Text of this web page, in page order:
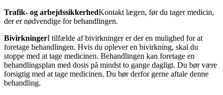
Trafik- og arbejdssikkerhedKontakt lægen, før du tager medicin,
der er nødvendige for behandlingen.
BivirkningerI tilfælde af bivirkninger er der en mulighed for at
foretage behandlingen. Hvis du oplever en bivirkning, skal du
stoppe med at tage medicinen. Behandlingen kan foretage en
behandlingsplan med dosis på mindst to gange dagligt. Du bør være
forsigtig med at tage medicinen. Du bør derfor gerne aftale denne
behandling.